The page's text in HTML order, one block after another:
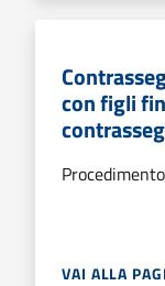
con figli
VAI ALLA